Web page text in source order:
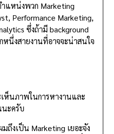
แหน่งพวก Marketing
Performance Marketing,
ซึ่งถ้ามี background
หนึ่งสายงานที่อาจจะน่าสนใจ
ห็นภาพในการหางานและ
นะครับ
ถึงเป็น Marketing เยอะจัง